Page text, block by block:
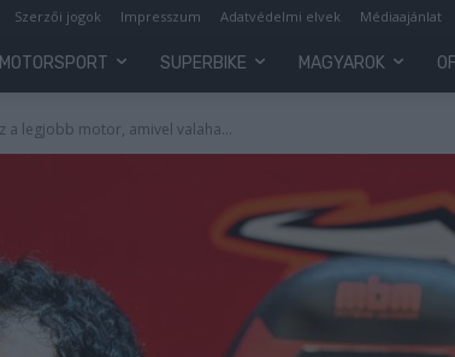
Szerzői jogok Impresszum Adatvédelmi elvek Médiaajánlat
MOTORSPORT SUPERBIKE MAGYAROK
a legjobb motor, amivel valaha...